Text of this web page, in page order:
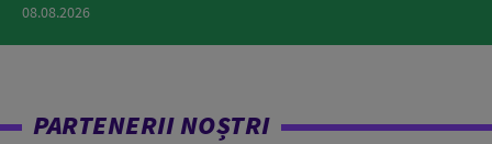
08.08.2026
PARTENERII NOȘTRI